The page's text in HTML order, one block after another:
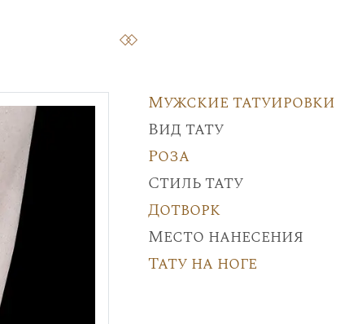
Мужские татуировки
Вид тату
Роза
Стиль тату
Дотворк
Место нанесения
Тату на ноге